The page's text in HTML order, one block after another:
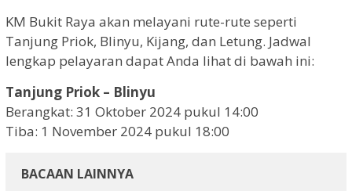
KM Bukit Raya akan melayani rute-rute seperti
Tanjung Priok, Blinyu, Kijang, dan Letung. Jadwal
lengkap pelayaran dapat Anda lihat di bawah ini:
Tanjung Priok – Blinyu
Berangkat: 31 Oktober 2024 pukul 14:00
Tiba: 1 November 2024 pukul 18:00
BACAAN LAINNYA